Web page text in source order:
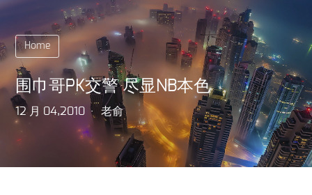
Home
围巾哥PK交警 尽显NB本色
12 月 04,2010 老俞